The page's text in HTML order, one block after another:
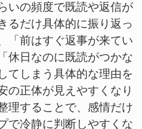
いの頻度で既読や返信が
るだけ具体的に振り返っ
「前はすぐ返事が来てい
休日なのに既読がつかな
てしまう具体的な理由を
の正体が見えやすくなり
理することで、感情だけ
で冷静に判断しやすくな